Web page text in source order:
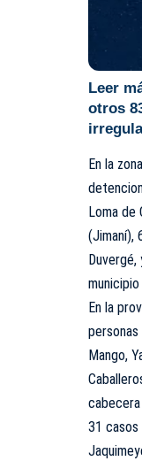
Leer
otros
En la
Loma de
(Jimaní),
En la
personas
Mango,
31 casos